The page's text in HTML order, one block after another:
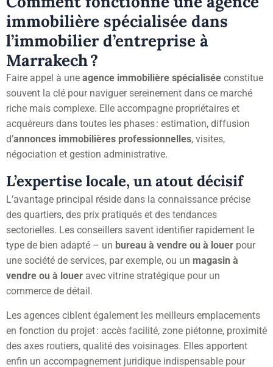
immobilière spécialisée dans
l’immobilier d’entreprise à
Marrakech ?
Faire appel à une agence immobilière spécialisée constitue
souvent la clé pour naviguer sereinement dans ce marché
riche mais complexe. Elle accompagne propriétaires et
acquéreurs dans toutes les phases : estimation, diffusion
d’annonces immobilières professionnelles, visites,
négociation et gestion administrative.
L’expertise locale, un atout décisif
L’avantage principal réside dans la connaissance précise
des quartiers, des prix pratiqués et des tendances
sectorielles. Les conseillers savent identifier rapidement le
type de bien adapté – un bureau à vendre ou à louer pour
une société de services, par exemple, ou un magasin à
vendre ou à louer avec vitrine stratégique pour un
commerce de détail.
Les agences ciblent également les meilleurs emplacements
en fonction du projet : accès facilité, zone piétonne, proximité
des axes routiers, qualité des voisinages. Elles apportent
enfin un accompagnement juridique indispensable pour